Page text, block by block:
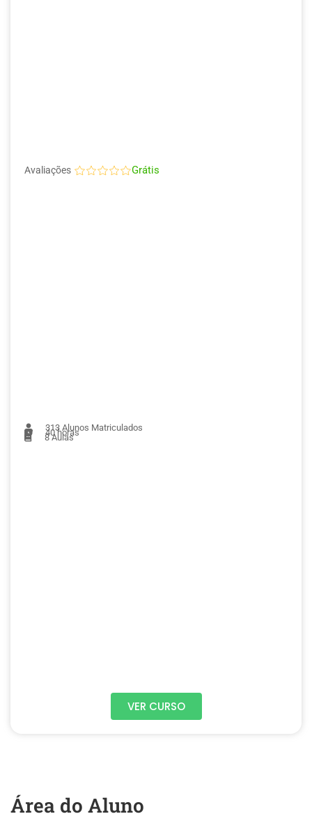
Avaliações Grátis
313 Alunos Matriculados
40 horas
8Aulas
VER CURSO
Área do Aluno